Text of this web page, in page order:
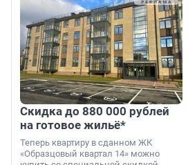
Скидка до 880 000 рублей
на готовое жильё*
Теперь квартиру в сданном ЖК
«Образцовый квартал 14» можно